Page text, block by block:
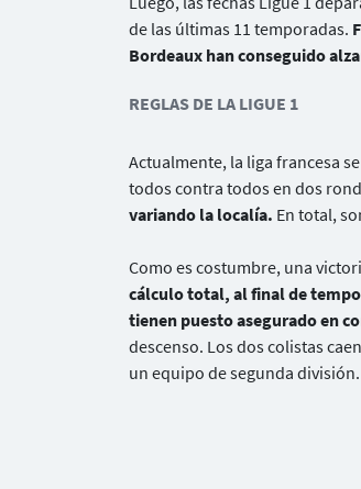
de las últimas 11 temporadas.
Bordeaux han conseguido
REGLAS DE LA LIGUE 1
Actualmente, la liga francesa
todos contra todos en dos
variando la localía. En total,
Como es costumbre, una
cálculo total, al final de
tienen puesto asegurado en
descenso. Los dos colistas
un equipo de segunda división.